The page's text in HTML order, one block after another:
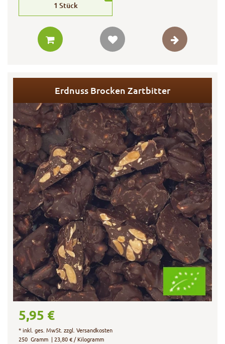
1 Stück
Erdnuss Brocken Zartbitter
5,95 €
*inkl. ges. MwSt. zzgl.Versandkosten
250 Gramm | 23,80 € / Kilogramm